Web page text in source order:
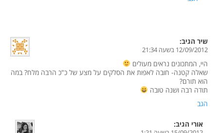
שיר הגיב:
12/09/2012 בשעה 21:34
היי, המתכונים נראים מעולים
שאלה קטנה- חובה לאפות את הסלקים על מצע של כ"כ הרבה מלח? במה
הוא תורם?
תודה רבה ושנה טובה
הגב
אורי הגיב: